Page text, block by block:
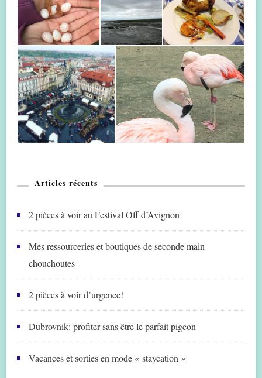
Articles récents
2 pièces à voir au Festival Off d’Avignon
Mes ressourceries et boutiques de seconde main
chouchoutes
2 pièces à voir d’urgence!
Dubrovnik: profiter sans être le parfait pigeon
Vacances et sorties en mode « staycation »